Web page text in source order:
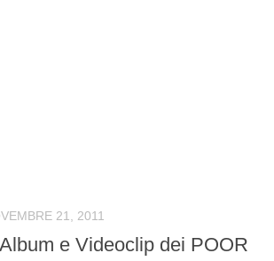
21, 2011
Album e Videoclip dei POOR